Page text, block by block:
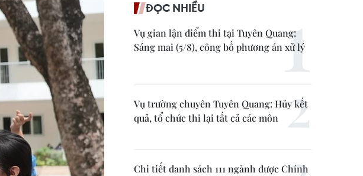
ĐỌC NHIỀU
Vụ gian lận điểm thi tại Tuyên Quang:
Sáng mai (5/8), công bố phương án xử lý
Vụ trường chuyên Tuyên Quang: Hủy kết
quả, tổ chức thi lại tất cả các môn
Chi tiết danh sách 111 ngành được Chính